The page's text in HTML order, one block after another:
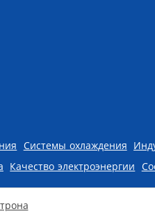
Системы охлаждения
Качество электроэнергии